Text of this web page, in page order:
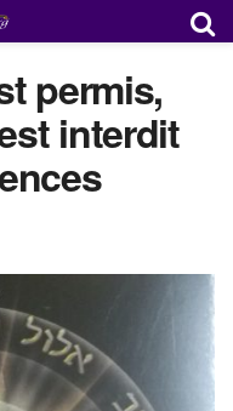
permis,
interdit